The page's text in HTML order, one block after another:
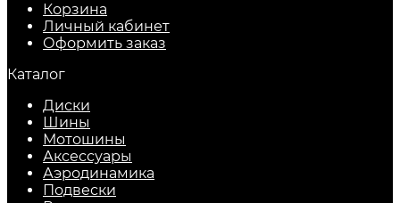
Корзина
Личный кабинет
Оформить заказ
Каталог
Диски
Шины
Мотошины
Аксессуары
Аэродинамика
Подвески